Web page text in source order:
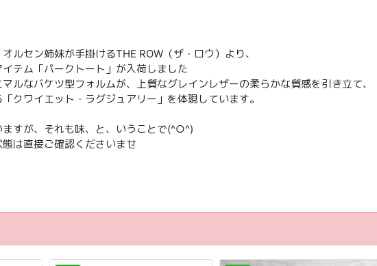
ルセン姉妹が手掛けるTHE ROW（ザ・ロウ）より、
テム「パークトート」が入荷しました
ルなバケツ型フォルムが、上質なグレインレザーの柔らかな質感を引き立て、
クワイエット・ラグジュアリー」を体現しています。
すが、それも味、と、いうことで(^○^)
は直接ご確認くださいませ